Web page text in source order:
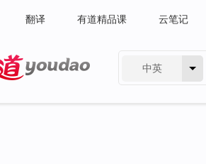
翻译 有道精品课 云笔记
中英